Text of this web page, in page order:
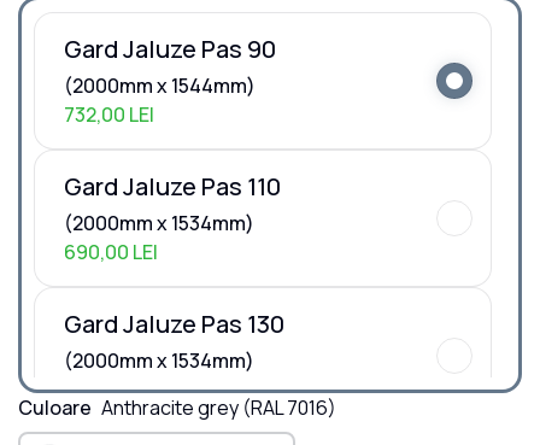
Gard Jaluze Pas 90
(2000mm x1544mm)
732,00 LEI
Gard Jaluze Pas 110
(2000mm x1534mm)
690,00 LEI
Gard Jaluze Pas 130
(2000mm x1534mm)
660,00 LEI
Culoare Anthracite grey (RAL 7016)